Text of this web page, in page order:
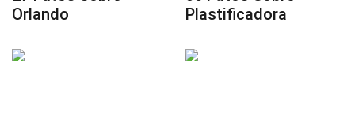
Orlando
Plastificadora